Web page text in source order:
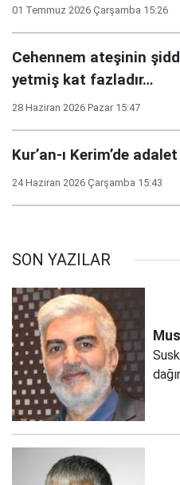
01 Temmuz 2026 Çarşamba 15:26
Cehennem ateşinin
yetmiş kat fazladır…
28 Haziran 2026 Pazar 15:47
Kur’an-ı Kerim’de adalet
24 Haziran 2026 Çarşamba 15:43
SON YAZILAR